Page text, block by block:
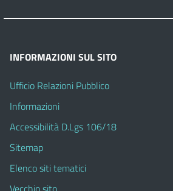
INFORMAZIONI SUL SITO
Ufficio Relazioni Pubblico
Informazioni
Accessibilità D.Lgs 106/18
Sitemap
Elenco siti tematici